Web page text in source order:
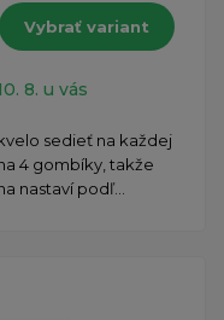
Vybrať variant
8. u vás
sedieť na každej
4 gombíky, takže
nastaví podľ...